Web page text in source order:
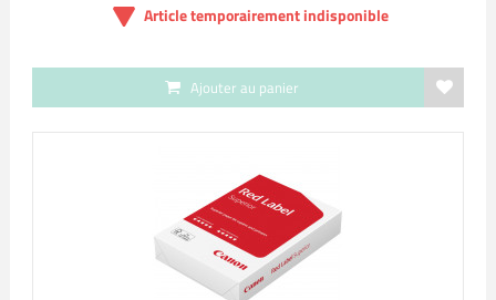
Article temporairement indisponible
Ajouter au panier